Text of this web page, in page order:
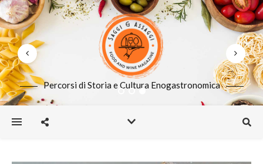
Percorsi di Storia e Cultura Enogastronomica